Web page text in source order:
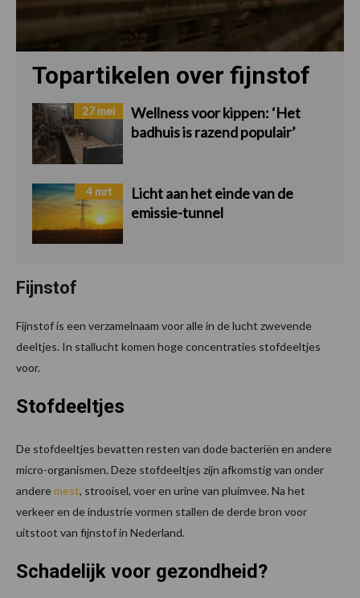
Topartikelen over fijnstof
27 mei
Wellness voor kippen: ‘Het
badhuis is razend populair’
4 mrt
Licht aan het einde van de
emissie-tunnel
Fijnstof
Fijnstof is een verzamelnaam voor alle in de lucht zwevende
deeltjes. In stallucht komen hoge concentraties stofdeeltjes
voor.
Stofdeeltjes
De stofdeeltjes bevatten resten van dode bacteriën en andere
micro-organismen. Deze stofdeeltjes zijn afkomstig van onder
anderemest, strooisel, voer en urine van pluimvee. Na het
verkeer en de industrie vormen stallen de derde bron voor
uitstoot van fijnstof in Nederland.
Schadelijk voor gezondheid?